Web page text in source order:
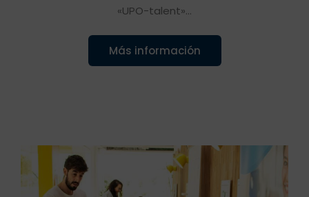
«UPO-talent»...
Más información